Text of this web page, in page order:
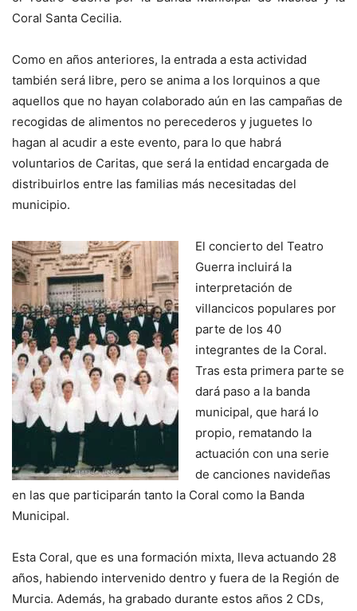
Coral Santa Cecilia.
Como en años anteriores, la entrada a esta actividad
también será libre, pero se anima a los lorquinos a que
aquellos que no hayan colaborado aún en las campañas de
recogidas de alimentos no perecederos y juguetes lo
hagan al acudir a este evento, para lo que habrá
voluntarios de Caritas, que será la entidad encargada de
distribuirlos entre las familias más necesitadas del
municipio.
El concierto del Teatro
Guerra incluirá la
interpretación de
villancicos populares por
parte de los 40
integrantes de la Coral.
Tras esta primera parte se
dará paso a la banda
municipal, que hará lo
propio, rematando la
actuación con una serie
de canciones navideñas
en las que participarán tanto la Coral como la Banda
Municipal.
Esta Coral, que es una formación mixta, lleva actuando 28
años, habiendo intervenido dentro y fuera de la Región de
Murcia. Además, ha grabado durante estos años 2 CDs,